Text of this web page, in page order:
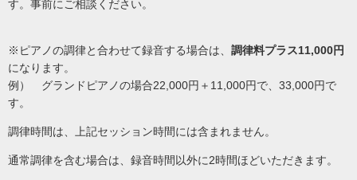
す。事前にご相談ください。
※ピアノの調律と合わせて録音する場合は、 調律料プラス11,000円
になります。
例） グランドピアノの場合22,000円＋11,000円で、33,000円で
す。
調律時間は、上記セッション時間には含まれません。
通常調律を含む場合は、録音時間以外に2時間ほどいただきます。